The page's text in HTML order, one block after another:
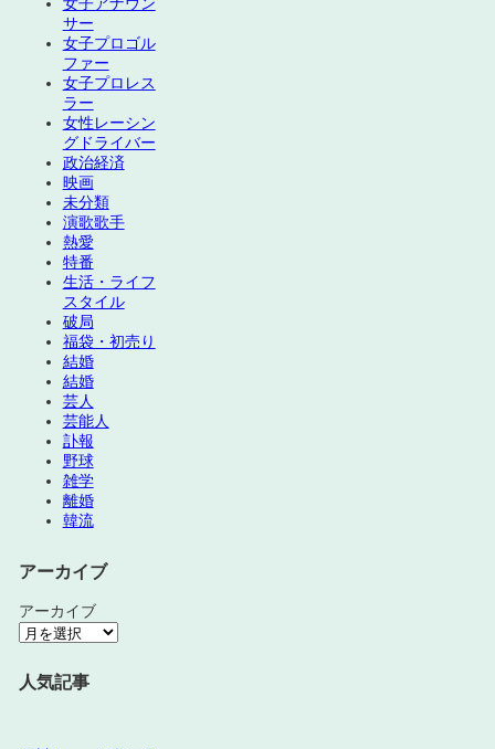
女子アナウン
サー
女子プロゴル
ファー
女子プロレス
ラー
女性レーシン
グドライバー
政治経済
映画
未分類
演歌歌手
熱愛
特番
生活・ライフ
スタイル
破局
福袋・初売り
結婚
結婚
芸人
芸能人
訃報
野球
雑学
離婚
韓流
アーカイブ
アーカイブ
人気記事